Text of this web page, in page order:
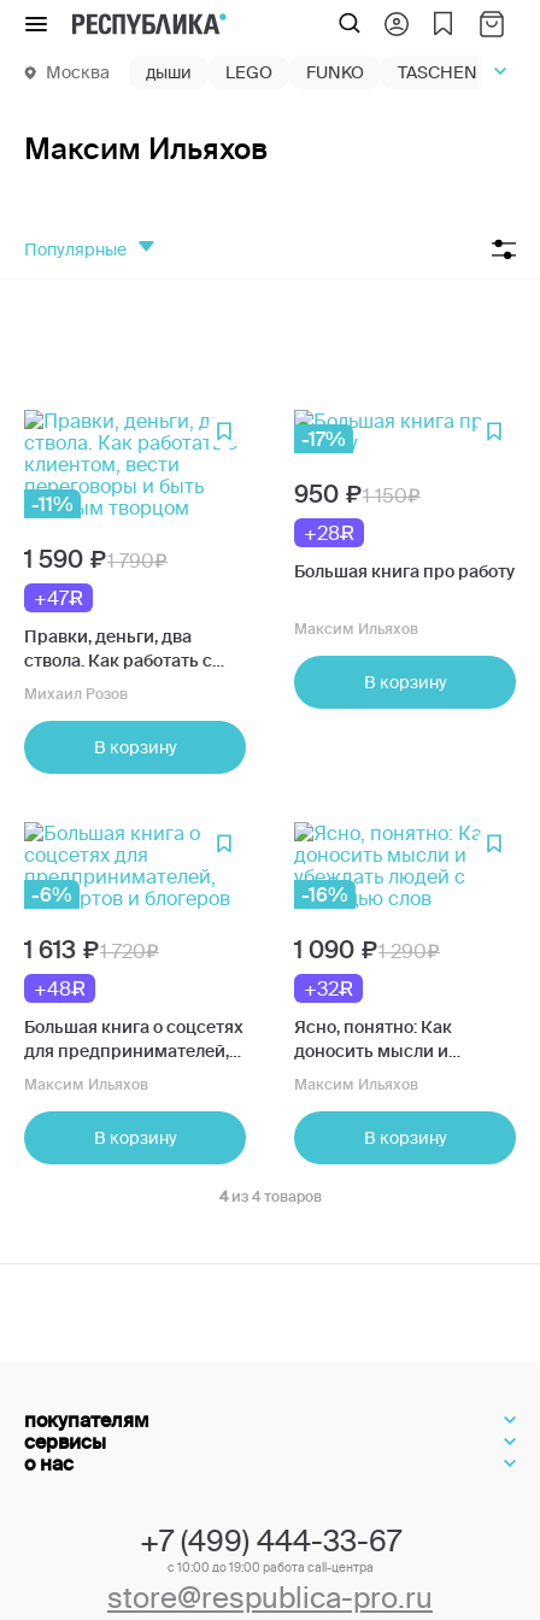
Меню
Москва дыши LEGO FUNKO TASCHEN
Максим Ильяхов
популярные
-11%
1 590
1 790
+47
Правки, деньги, два
ствола. Как работать с
клиентом, вести
богатым творцом
Михаил Розов
В корзину
-17%
950
1 150
+28
Большая книга про работу
Максим Ильяхов
В корзину
-6%
1 613
1 720
+48
Большая книга о соцсетях
для предпринимателей,
экспертов и блогеров
Максим Ильяхов
В корзину
-16%
1 090
1 290
+32
Ясно, понятно: Как
доносить мысли и
убеждать людей с
Максим Ильяхов
В корзину
4 из 4 товаров
покупателям
сервисы
о нас
+7 (499) 444-33-67
с 10:00 до 19:00 работа call-центра
store@respublica-pro.ru